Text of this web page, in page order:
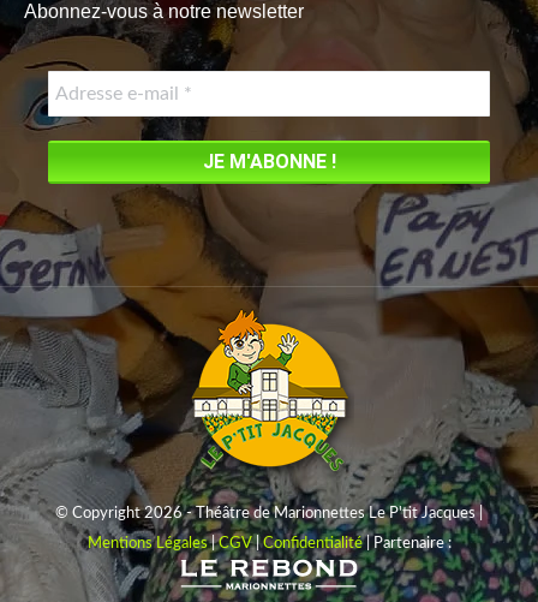
opens
in
new
window
Abonnez-vous à notre newsletter
© Copyright 2026 - Théâtre de Marionnettes Le P'tit Jacques |
Mentions Légales|CGV|Confidentialité| Partenaire :